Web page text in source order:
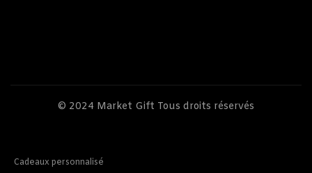
© 2024 Market Gift Tous droits réservés
Cadeaux personnalisé